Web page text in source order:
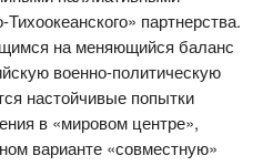
партнерства.
на меняющийся баланс
военно-политическую
настойчивые попытки
в «мировом центре»,
варианте «совместную»